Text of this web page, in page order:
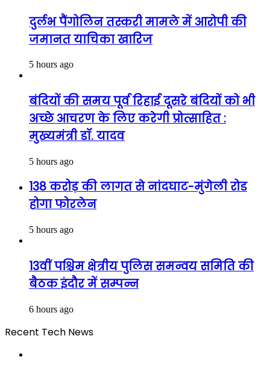
दुर्लभ पैंगोलिन तस्करी मामले में आरोपी की
जमानत याचिका खारिज
5 hours ago
बंदियों की समय पूर्व रिहाई दूसरे बंदियों को भी
अच्छे आचरण के लिए करेगी प्रोत्साहित :
मुख्यमंत्री डॉ. यादव
5 hours ago
138 करोड़ की लागत से नांदघाट-मुंगेली रोड
होगा फोरलेन
5 hours ago
13वीं पश्चिम क्षेत्रीय पुलिस समन्वय समिति की
बैठक इंदौर में सम्पन्न
6 hours ago
Recent Tech News